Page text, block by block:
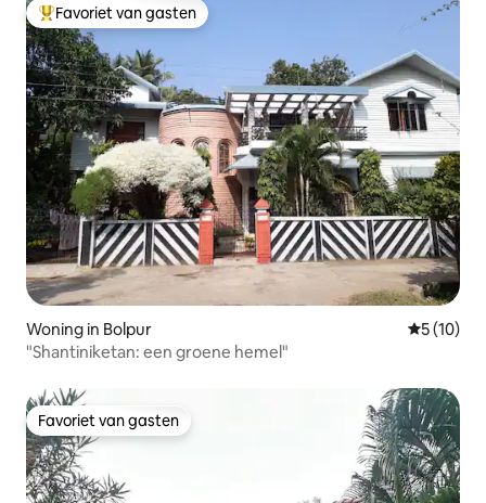
Topfavoriet van gasten
Favoriet van gasten
Woning in Bolpur
5 (10)
"Shantiniketan: een groene hemel"
Favoriet van gasten
Favoriet van gasten